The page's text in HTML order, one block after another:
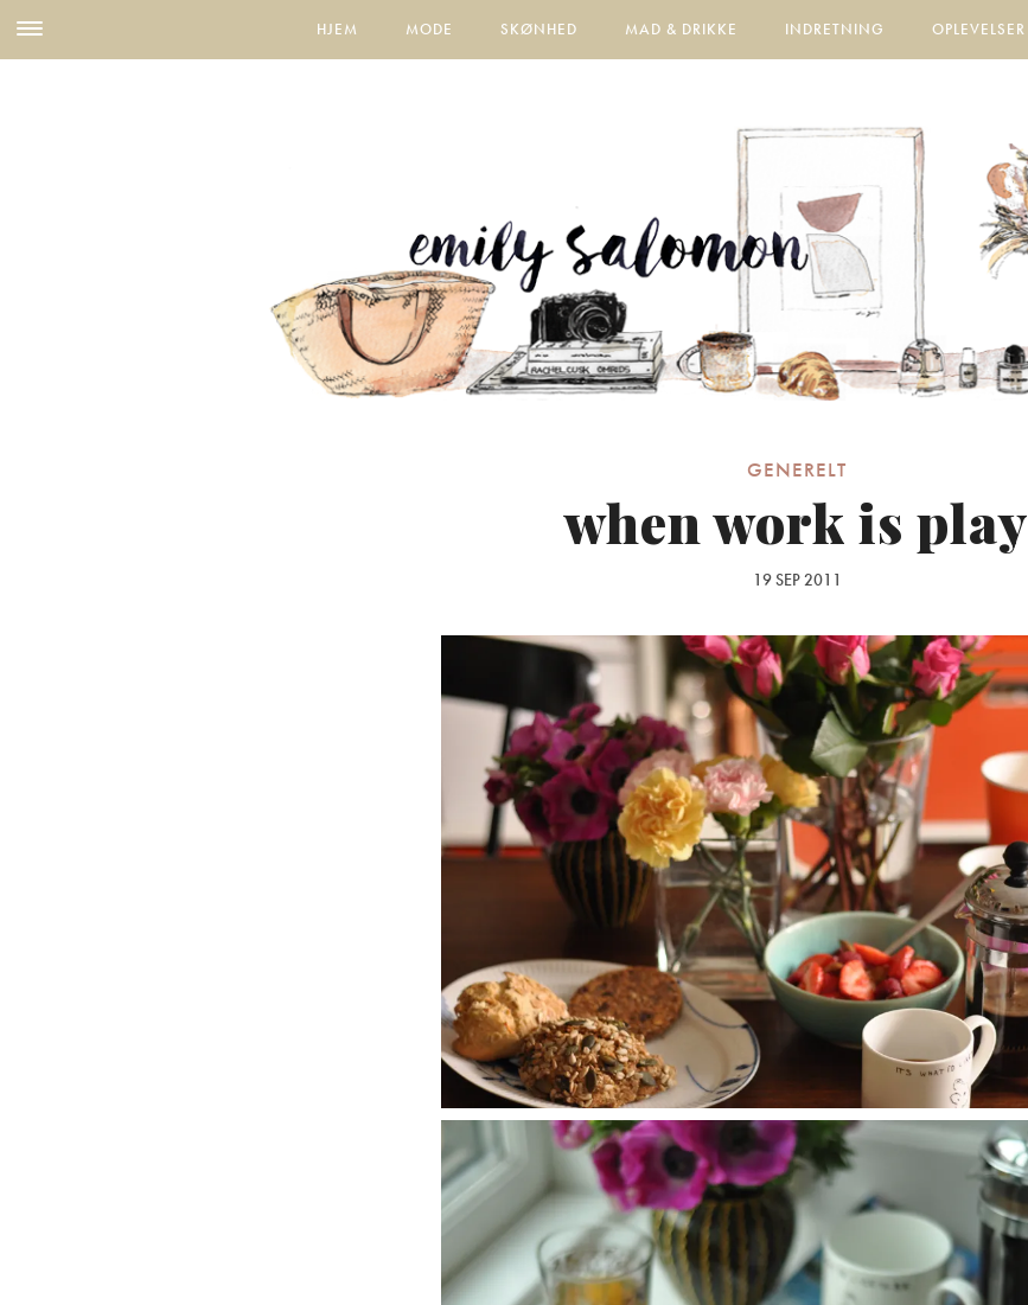
HJEM MODE SKØNHED MAD & DRIKKE INDRETNING OPLEVELSER
GENERELT
when work is play
19 SEP 2011